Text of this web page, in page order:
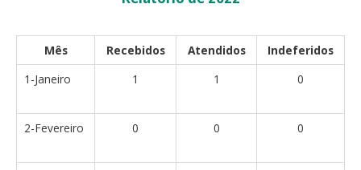
Mês Recebidos Atendidos
Indeferidos
1-Janeiro
1 1 0
2-Fevereiro 0 0 0